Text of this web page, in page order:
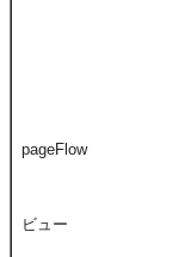
pageFlow
ビュー